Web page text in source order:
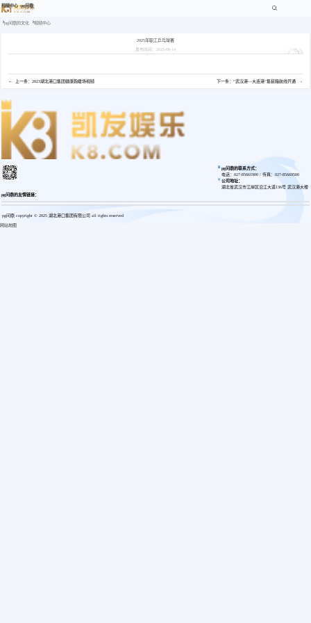
视频中心 -pg问鼎
pg问鼎的文化 视频中心
2025年职工乒乓球赛
发布时间：2025-08-14
上一条：2023湖北港口集团健康跑暖场视频 下一条：“武汉港—大连港”集装箱航线开通
pg问鼎的联系方式：
电话：027-85661900 / 传真：027-85669500
公司地址：
湖北省武汉市江岸区沿江大道136号 武汉港大楼
pg问鼎的友情链接：
pg问鼎 copyright © 2025 湖北港口集团有限公司 all rights reserved
网站地图